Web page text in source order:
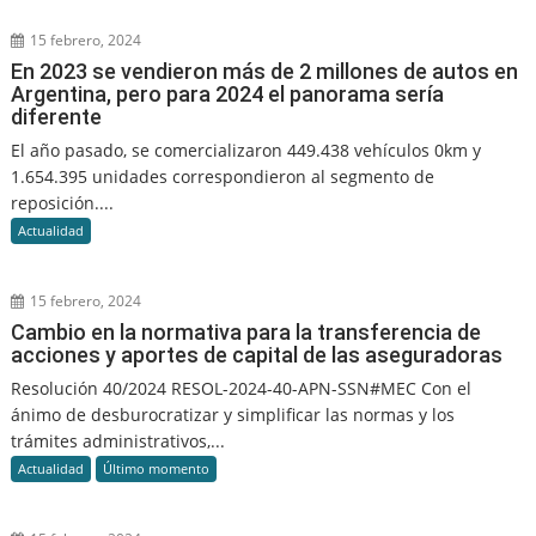
15 febrero, 2024
En 2023 se vendieron más de 2 millones de autos en
Argentina, pero para 2024 el panorama sería
diferente
El año pasado, se comercializaron 449.438 vehículos 0km y
1.654.395 unidades correspondieron al segmento de
reposición....
Actualidad
15 febrero, 2024
Cambio en la normativa para la transferencia de
acciones y aportes de capital de las aseguradoras
Resolución 40/2024 RESOL-2024-40-APN-SSN#MEC Con el
ánimo de desburocratizar y simplificar las normas y los
trámites administrativos,...
Actualidad Último momento